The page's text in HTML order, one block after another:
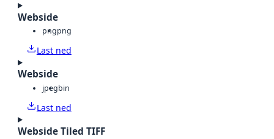
Webside
pngpng
Last ned
Webside
jpegbin
Last ned
Webside Tiled TIFF